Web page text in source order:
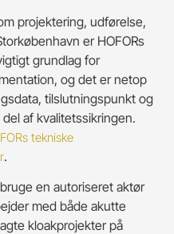
projektering, udførelse,
er HOFORs
grundlag for
og det er netop
tilslutningspunkt og
af kvalitetssikringen.
tekniske
.
en autoriseret aktør
med både akutte
kloakprojekter på